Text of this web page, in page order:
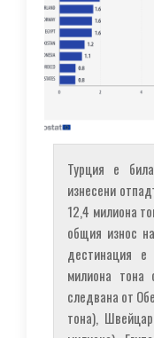
Турция е
изнесени
12,4 милиона
общия износ
дестинация
милиона
следвана от
тона),